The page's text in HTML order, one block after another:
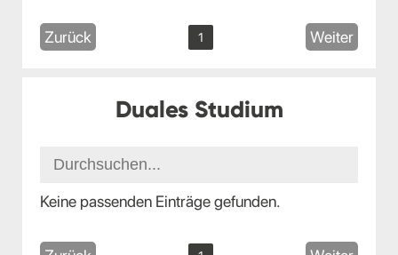
Zurück 1 Weiter
Duales Studium
Keine passenden Einträge gefunden.